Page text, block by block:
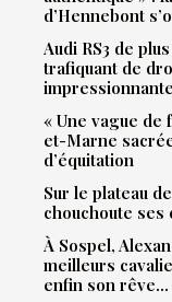
d’Hennebont
Audi RS3 de
trafiquant de
« Une vague de
et-Marne
d’équitation
Sur le plateau
chouchoute
À Sospel,
meilleurs
enfin son rêve…